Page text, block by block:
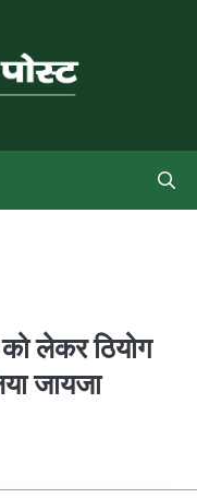
लेकर ठियोग
जायजा